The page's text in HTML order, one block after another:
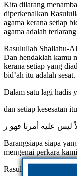
Kita dilarang
diperkenalkan
agama kerana setiap
agama adalah terlarang.
Rasulullah Shallahu-
Dan hendaklah kamu
kerana setiap yang
bid’ah itu adalah
Dalam satu lagi hadis
dan setiap kesesatan
عليه أمرنا فهو ر
Barangsiapa siapa
mengenai perkara
Rasulullah Shallahu-